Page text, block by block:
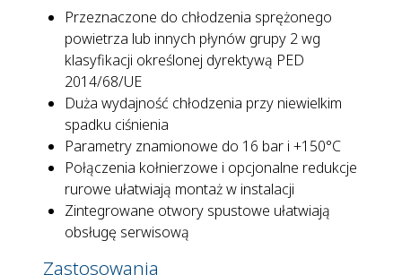
Przeznaczone do chłodzenia sprężonego
powietrza lub innych płynów grupy 2 wg
klasyfikacji określonej dyrektywą PED
2014/68/UE
Duża wydajność chłodzenia przy niewielkim
spadku ciśnienia
Parametry znamionowe do 16 bar i +150°C
Połączenia kołnierzowe i opcjonalne redukcje
rurowe ułatwiają montaż w instalacji
Zintegrowane otwory spustowe ułatwiają
obsługę serwisową
Zastosowania